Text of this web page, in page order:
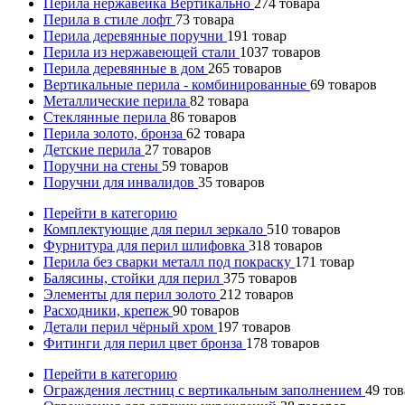
Перила нержавейка Вертикально 274 товара
Перила в стиле лофт 73 товара
Перила деревянные поручни 191 товар
Перила из нержавеющей стали 1037 товаров
Перила деревянные в дом 265 товаров
Вертикальные перила - комбинированные 69 товаров
Металлические перила 82 товара
Стеклянные перила 86 товаров
Перила золото, бронза 62 товара
Детские перила 27 товаров
Поручни на стены 59 товаров
Поручни для инвалидов 35 товаров
Перейти в категорию
Комплектующие для перил зеркало 510 товаров
Фурнитура для перил шлифовка 318 товаров
Перила без сварки металл под покраску 171 товар
Балясины, стойки для перил 375 товаров
Элементы для перил золото 212 товаров
Расходники, крепеж 90 товаров
Детали перил чёрный хром 197 товаров
Фитинги для перил цвет бронза 178 товаров
Перейти в категорию
Ограждения лестниц с вертикальным заполнением 49